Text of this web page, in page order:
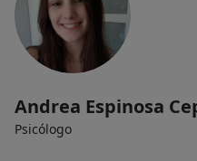
Andrea Espinosa
Psicólogo